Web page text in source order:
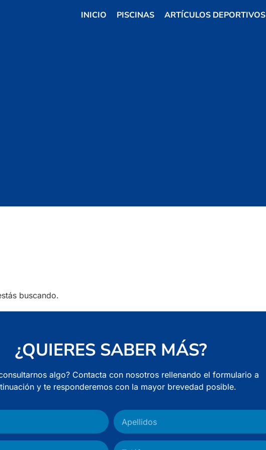
INICIO PISCINAS ARTÍCULOS DEPORTIVOS
buscando.
¿QUIERES SABER MÁS?
algo? Contacta con nosotros rellenando el formulario a
y te responderemos con la mayor brevedad posible.